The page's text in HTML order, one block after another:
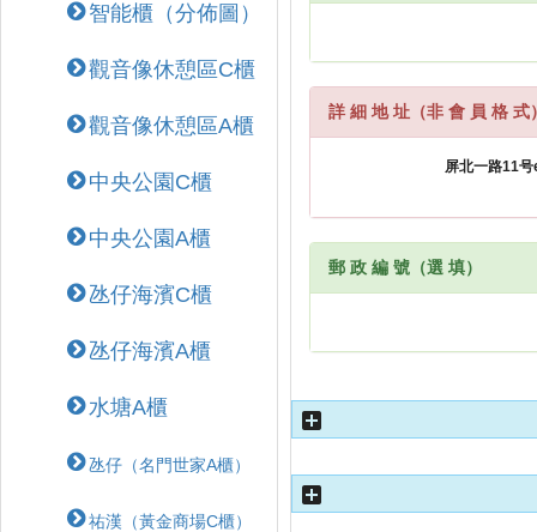
智能櫃（分佈圖）
觀音像休憩區C櫃
觀音像休憩區A櫃
中央公園C櫃
中央公園A櫃
氹仔海濱C櫃
氹仔海濱A櫃
水塘A櫃
氹仔（名門世家A櫃）
祐漢（黃金商場C櫃）
詳 細 地 址（非 會 員 格 式
郵 政 編 號（選 填）